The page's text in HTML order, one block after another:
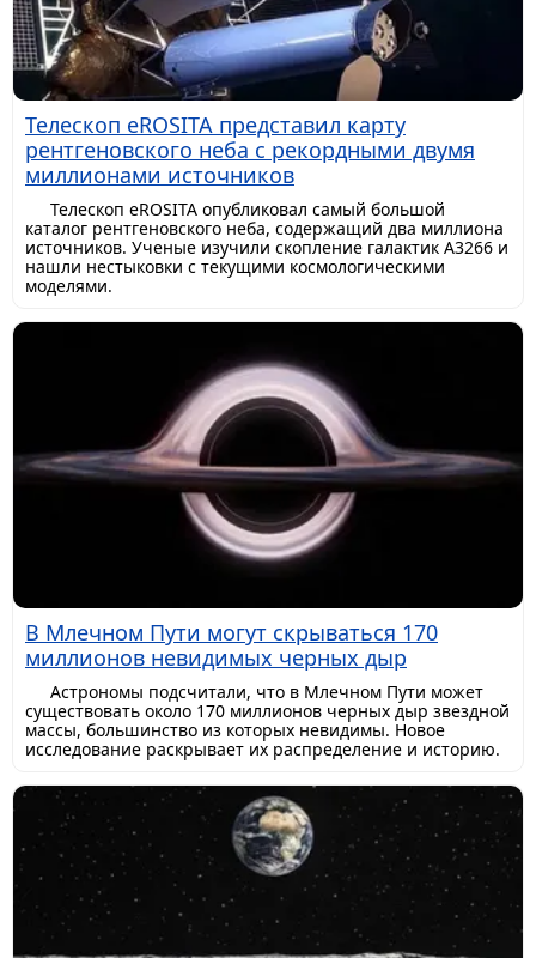
Телескоп eROSITA представил карту
рентгеновского неба с рекордными двумя
миллионами источников
Телескоп eROSITA опубликовал самый большой
каталог рентгеновского неба, содержащий два миллиона
источников. Ученые изучили скопление галактик A3266 и
нашли нестыковки с текущими космологическими
моделями.
В Млечном Пути могут скрываться 170
миллионов невидимых черных дыр
Астрономы подсчитали, что в Млечном Пути может
существовать около 170 миллионов черных дыр звездной
массы, большинство из которых невидимы. Новое
исследование раскрывает их распределение и историю.